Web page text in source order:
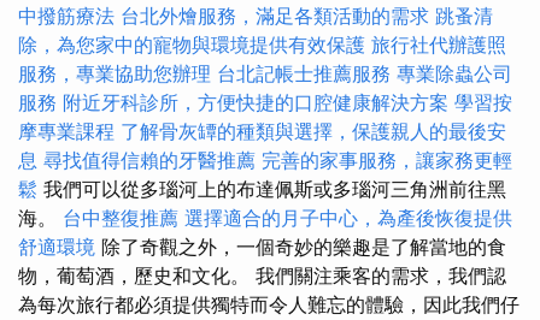
中撥筋療法 台北外燴服務，滿足各類活動的需求 跳蚤清
除，為您家中的寵物與環境提供有效保護 旅行社代辦護照
服務，專業協助您辦理 台北記帳士推薦服務 專業除蟲公司
服務 附近牙科診所，方便快捷的口腔健康解決方案 學習按
摩專業課程 了解骨灰罈的種類與選擇，保護親人的最後安
息 尋找值得信賴的牙醫推薦 完善的家事服務，讓家務更輕
鬆 我們可以從多瑙河上的布達佩斯或多瑙河三角洲前往黑
海。 台中整復推薦 選擇適合的月子中心，為產後恢復提供
舒適環境 除了奇觀之外，一個奇妙的樂趣是了解當地的食
物，葡萄酒，歷史和文化。 我們關注乘客的需求，我們認
為每次旅行都必須提供獨特而令人難忘的體驗，因此我們仔